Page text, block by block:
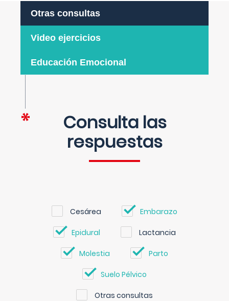
Otras consultas
Video ejercicios
Educación Emocional
Consulta las
respuestas
Cesárea Embarazo
Epidural Lactancia
Molestia Parto
Suelo Pélvico
Otras consultas